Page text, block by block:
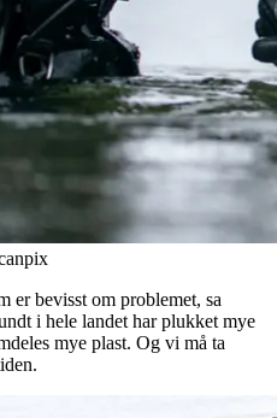
er bevisst om problemet, sa
i hele landet har plukket mye
mye plast. Og vi må ta